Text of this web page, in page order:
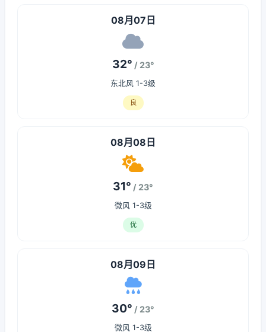
08月07日
32° / 23°
东北风 1-3级
良
08月08日
31° / 23°
微风 1-3级
优
08月09日
30° / 23°
微风 1-3级